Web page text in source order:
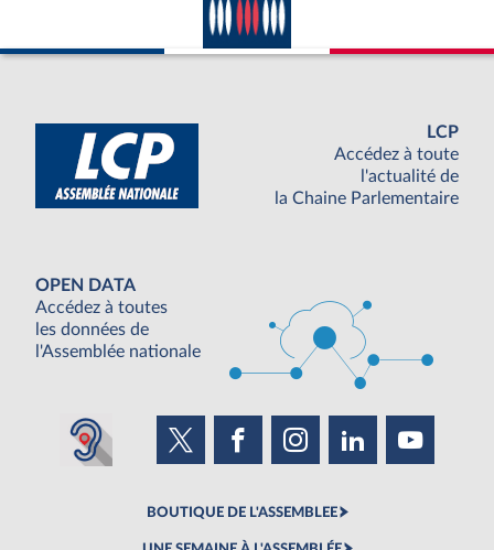
LCP
Accédez à toute
l'actualité de
la Chaine Parlementaire
OPEN DATA
Accédez à toutes
les données de
l'Assemblée nationale
BOUTIQUE DE L'ASSEMBLEE